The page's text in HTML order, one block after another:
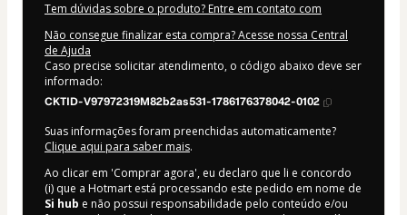
Tem dúvidas sobre o produto? Entre em contato com
Não consegue finalizar esta compra? Acesse nossa Central
de Ajuda
Caso precise solicitar atendimento, o código abaixo deve ser
informado:
CKTID-V97972319M82b2as531-1786176378042-0102
Suas informações foram preenchidas automaticamente?
Clique aqui para saber mais.
Ao clicar em 'Comprar agora', eu declaro que li e concordo
(i) que a Hotmart está processando este pedido em nome de
Si hub e não possui responsabilidade pelo conteúdo e/ou